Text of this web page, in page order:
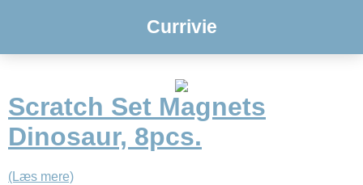
Currivie
Scratch Set Magnets
Dinosaur, 8pcs.
(Læs mere)